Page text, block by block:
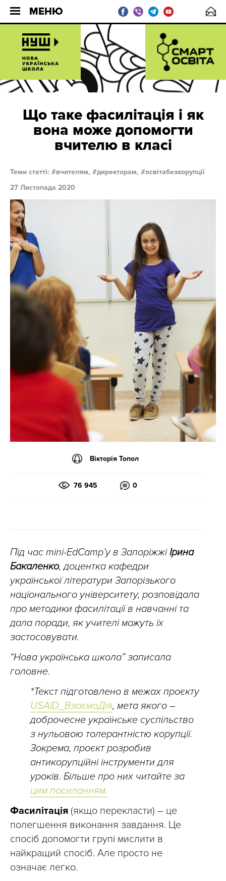
МЕНЮ
Що таке фасилітація і як
вона може допомогти
вчителю в класі
Теми статті: вчителям, директорам,
освітабезкорупції
27 Листопада 2020
Вікторія Топол
76 945 0
Під час mini-EdCamp’у в ЗапоріжжіІрина
Бакаленко, доцентка кафедри
української літератури Запорізького
національного університету, розповідала
про методики фасилітації в навчанні та
дала поради, як учителі можуть їх
застосовувати.
“Нова українська школа” записала
головне.
*Текст підготовлено в межах проєкту
USAID_ВзаємоДія, мета якого –
доброчесне українське суспільство
з нульовою толерантністю корупції.
Зокрема, проєкт розробив
антикорупційні інструменти для
уроків. Більше про них читайте за
цим посиланням.
Фасилітація (якщо перекласти) – це
полегшення виконання завдання. Це
спосіб допомогти групі мислити в
найкращий спосіб. Але просто не
означає легко.